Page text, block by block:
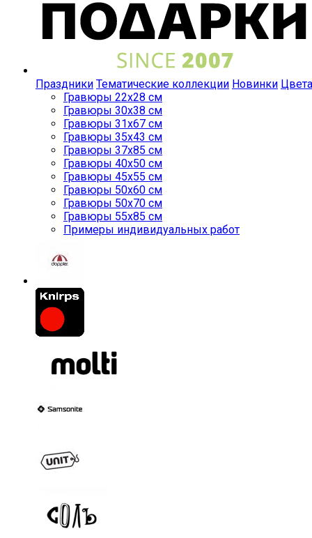
Праздники Тематические коллекции Новинки Цвета
Гравюры 22x28 см
Гравюры 30x38 см
Гравюры 31x67 см
Гравюры 35x43 см
Гравюры 37x85 см
Гравюры 40x50 см
Гравюры 45x55 см
Гравюры 50x60 см
Гравюры 50x70 см
Гравюры 55x85 см
Примеры индивидуальных работ